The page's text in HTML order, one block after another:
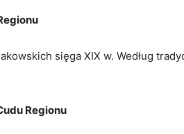
sięga XIX w. Według
Regionu